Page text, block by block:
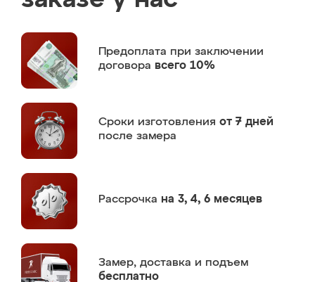
Предоплата при заключении
договора всего 10%
Сроки изготовления от 7 дней
после замера
Рассрочка на 3, 4, 6 месяцев
Замер, доставка и подъем
бесплатно